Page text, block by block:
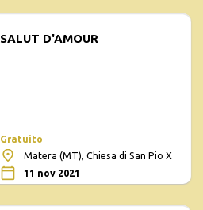
SALUT D'AMOUR
Gratuito
Matera (MT), Chiesa di San Pio X
11 nov 2021